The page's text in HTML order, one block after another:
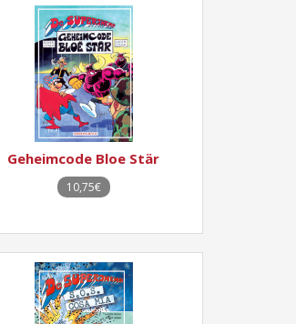
Geheimcode Bloe Stär
10,75€